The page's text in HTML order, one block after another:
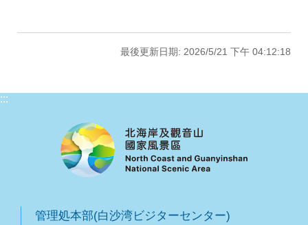
最後更新日期: 2026/5/21 下午 04:12:18
:::
管理処本部(白沙湾ビジターセンター)